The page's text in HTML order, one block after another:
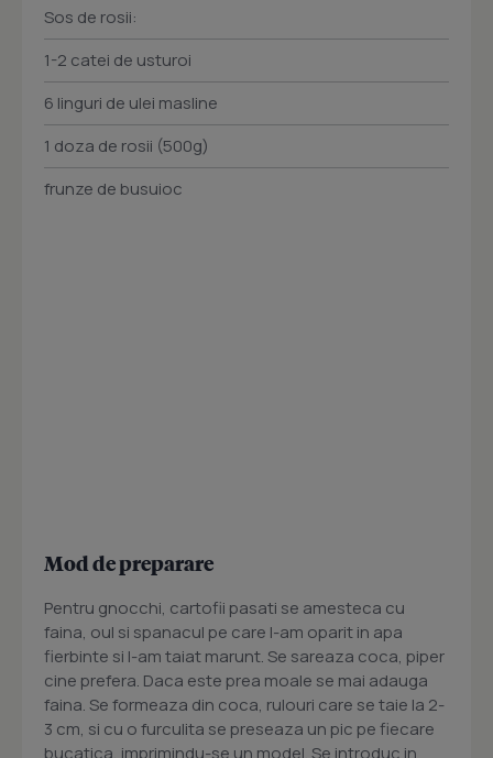
Sos de rosii:
1-2 catei de usturoi
6 linguri de ulei masline
1 doza de rosii (500g)
frunze de busuioc
Mod de preparare
Pentru gnocchi, cartofii pasati se amesteca cu
faina, oul si spanacul pe care l-am oparit in apa
fierbinte si l-am taiat marunt. Se sareaza coca, piper
cine prefera. Daca este prea moale se mai adauga
faina. Se formeaza din coca, rulouri care se taie la 2-
3 cm, si cu o furculita se preseaza un pic pe fiecare
bucatica, imprimindu-se un model. Se introduc in